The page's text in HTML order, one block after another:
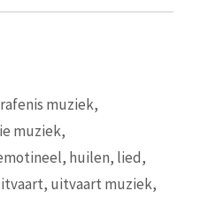
muziek,
muziek,
, huilen, lied,
, uitvaart muziek,